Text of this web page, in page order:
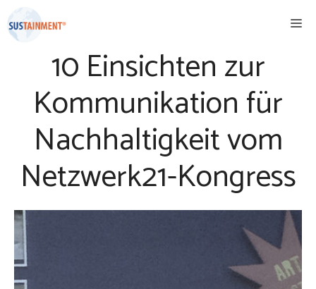
Zum
Inhalt
10 Einsichten zur
Kommunikation für
Nachhaltigkeit vom
Netzwerk21-Kongress